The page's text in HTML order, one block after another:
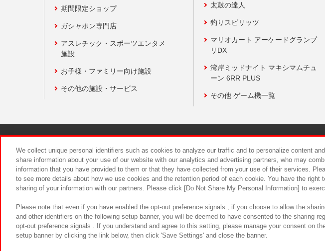
期間限定ショップ
ガシャポン専門店
アスレチック・スポーツエンタメ
施設
お子様・ファミリー向け施設
その他の施設・サービス
太鼓の達人
釣りスピリッツ
マリオカート アーケードグランプ
リDX
湾岸ミッドナイト マキシマムチュ
ーン 6RR PLUS
その他 ゲーム機一覧
食品のご提供について カスタマーハラ
We collect unique personal identifiers such as cookies to analyze our traffic and to personalize content
share information about your use of our website with our analytics and advertising partners, who may
information that you have provided to them or that they have collected from your use of their services.
to see more details about how we use cookies and the retention period of each cookie. You have the right
sharing of your information with our partners. Please click [Do Not Share My Personal Information] to
Please note that even if you have enabled the opt-out preference signals , if you choose to allow the
and other identifiers on the following setup banner, you will be deemed to have consented to the sharing
opt-out preference signals . If you understand and agree to this setting, please manage your consent on
setup banner by clicking the link below, then click 'Save Settings' and close the banner.